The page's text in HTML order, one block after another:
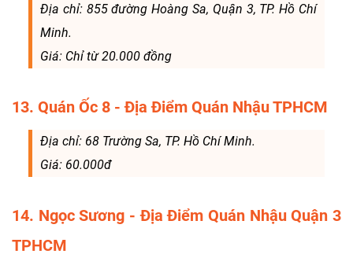
Địa chỉ: 855 đường Hoàng Sa, Quận 3, TP. Hồ Chí
Minh.
Giá: Chỉ từ 20.000 đồng
13. Quán Ốc 8 - Địa Điểm Quán Nhậu TPHCM
Địa chỉ: 68 Trường Sa, TP. Hồ Chí Minh.
Giá: 60.000đ
14. Ngọc Sương - Địa Điểm Quán Nhậu Quận 3
TPHCM